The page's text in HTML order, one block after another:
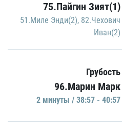
75.Пайгин Зият(1)
51.Миле Энди(2), 82.Чехович
Иван(2)
Грубость
96.Марин Марк
2 минуты / 38:57 - 40:57